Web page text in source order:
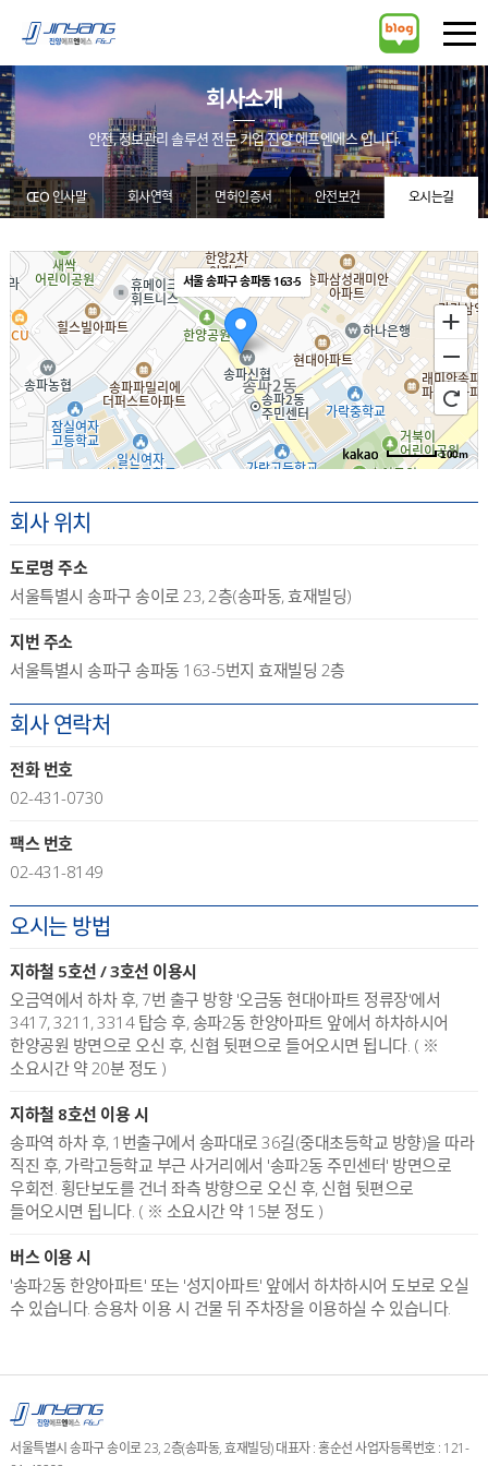
회사소개
안전, 정보관리 솔루션 전문 기업 진양 에프엔에스 입니다.
CEO 인사말 회사연혁 면허인증서 안전보건 오시는길
서울 송파구 송파동 163-5
100m
회사 위치
도로명 주소
서울특별시 송파구 송이로 23, 2층(송파동, 효재빌딩)
지번 주소
서울특별시 송파구 송파동 163-5번지 효재빌딩 2층
회사 연락처
전화 번호
02-431-0730
팩스 번호
02-431-8149
오시는 방법
지하철 5호선 / 3호선 이용시
오금역에서 하차 후, 7번 출구 방향 '오금동 현대아파트 정류장'에서
3417, 3211, 3314 탑승 후, 송파2동 한양아파트 앞에서 하차하시어
한양공원 방면으로 오신 후, 신협 뒷편으로 들어오시면 됩니다. ( ※
소요시간 약 20분 정도 )
지하철 8호선 이용 시
송파역 하차 후, 1번출구에서 송파대로 36길(중대초등학교 방향)을 따라
직진 후, 가락고등학교 부근 사거리에서 '송파2동 주민센터' 방면으로
우회전. 횡단보도를 건너 좌측 방향으로 오신 후, 신협 뒷편으로
들어오시면 됩니다. ( ※ 소요시간 약 15분 정도 )
버스 이용 시
'송파2동 한양아파트' 또는 '성지아파트' 앞에서 하차하시어 도보로 오실
수 있습니다. 승용차 이용 시 건물 뒤 주차장을 이용하실 수 있습니다.
서울특별시 송파구 송이로 23, 2층(송파동, 효재빌딩) 대표자 : 홍순선 사업자등록번호 : 121-